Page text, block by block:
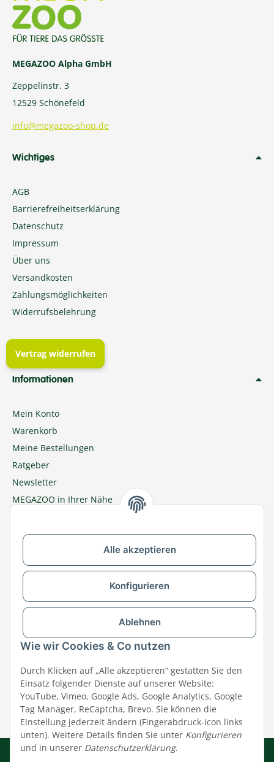
Alle akzeptieren
Konfigurieren
Ablehnen
Wie wir Cookies & Co nutzen
Durch Klicken auf „Alle akzeptieren“ gestatten Sie den
Einsatz folgender Dienste auf unserer Website:
YouTube, Vimeo, Google Ads, Google Analytics, Google
Tag Manager, ReCaptcha, Brevo. Sie können die
Einstellung jederzeit ändern (Fingerabdruck-Icon links
unten). Weitere Details finden Sie unter Konfigurieren
und in unserer Datenschutzerklärung.
MEGAZOO Alpha GmbH
Zeppelinstr. 3
12529 Schönefeld
info@megazoo-shop.de
Wichtiges
AGB
Barrierefreiheitserklärung
Datenschutz
Impressum
Über uns
Versandkosten
Zahlungsmöglichkeiten
Widerrufsbelehrung
Vertrag widerrufen
Informationen
Mein Konto
Warenkorb
Meine Bestellungen
Ratgeber
Newsletter
MEGAZOO in Ihrer Nähe
Zu MEGAZOO-nord.de wechseln
Versandpartner & Zahlungsmöglichkeiten
Impressum|AGB|Datenschutz